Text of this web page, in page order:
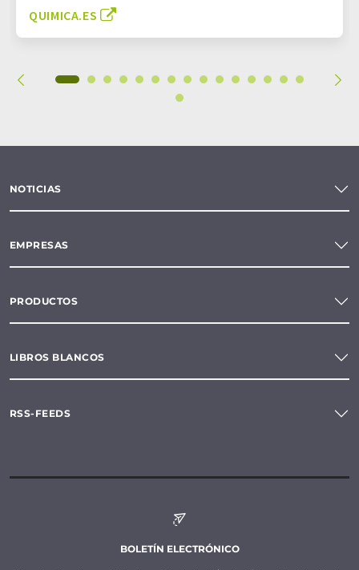
QUIMICA.ES
NOTICIAS
EMPRESAS
PRODUCTOS
LIBROS BLANCOS
RSS-FEEDS
BOLETÍN ELECTRÓNICO